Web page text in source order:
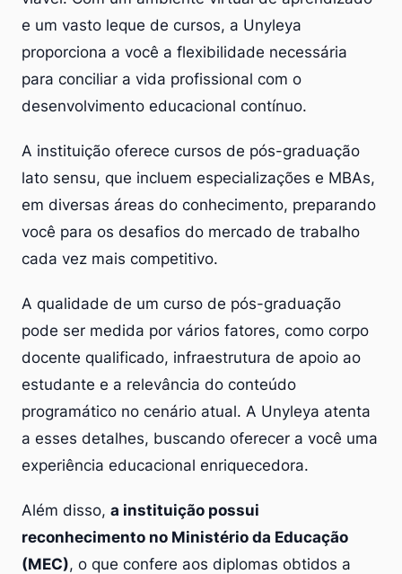
e um vasto leque de cursos, a Unyleya
proporciona a você a flexibilidade necessária
para conciliar a vida profissional com o
desenvolvimento educacional contínuo.
A instituição oferece cursos de pós-graduação
lato sensu, que incluem especializações e MBAs,
em diversas áreas do conhecimento, preparando
você para os desafios do mercado de trabalho
cada vez mais competitivo.
A qualidade de um curso de pós-graduação
pode ser medida por vários fatores, como corpo
docente qualificado, infraestrutura de apoio ao
estudante e a relevância do conteúdo
programático no cenário atual. A Unyleya atenta
a esses detalhes, buscando oferecer a você uma
experiência educacional enriquecedora.
Além disso, a instituição possui
reconhecimento no Ministério da Educação
(MEC), o que confere aos diplomas obtidos a